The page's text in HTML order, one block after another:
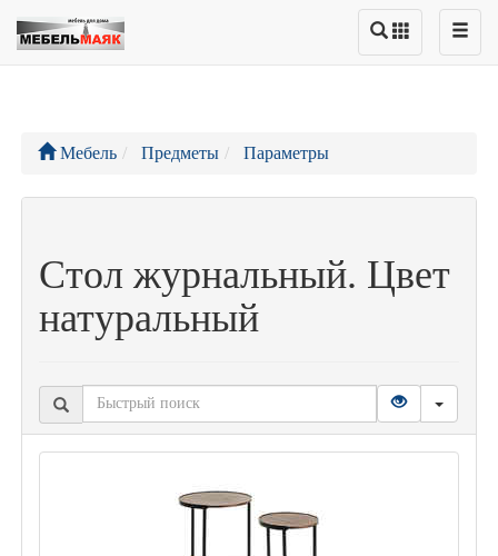
Мебель Предметы Параметры
Стол журнальный. Цвет
натуральный